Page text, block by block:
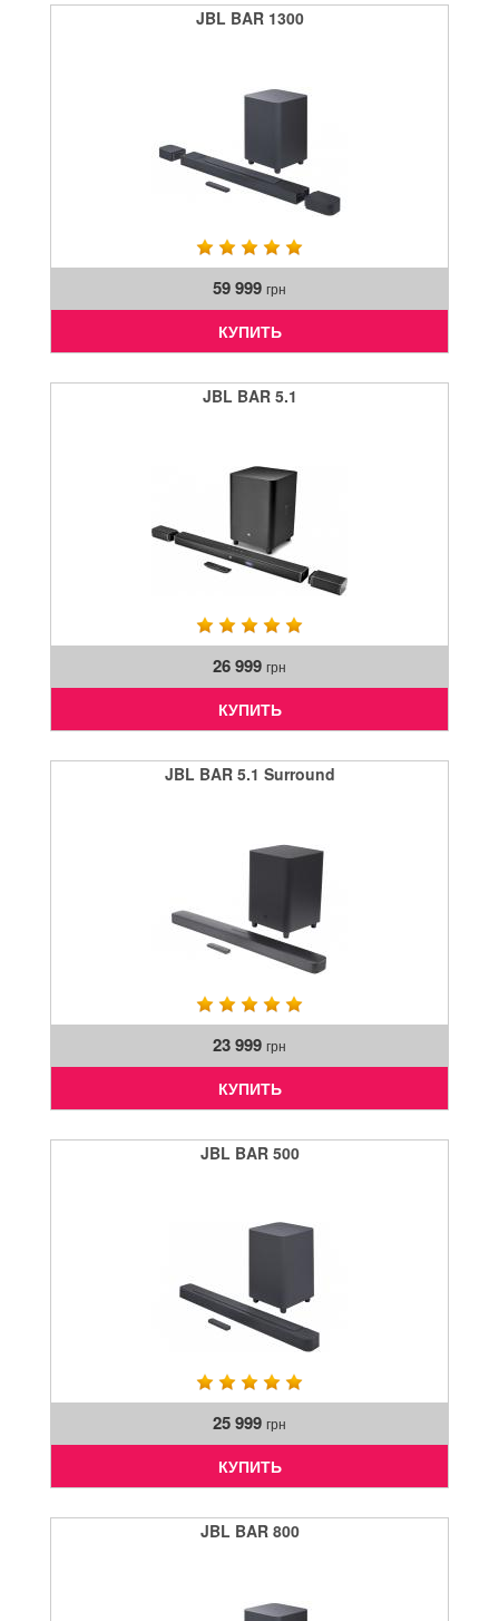
JBL BAR 1300
59 999 грн
КУПИТЬ
JBL BAR 5.1
26 999 грн
КУПИТЬ
JBL BAR 5.1 Surround
23 999 грн
КУПИТЬ
JBL BAR 500
25 999 грн
КУПИТЬ
JBL BAR 800